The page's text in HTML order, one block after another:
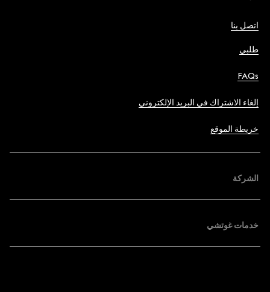
اتصل بنا
طلبي
FAQs
إلغاء الاشتراك في البريد الإلكتروني
خريطة الموقع
الشركة
خدمات غوتشي